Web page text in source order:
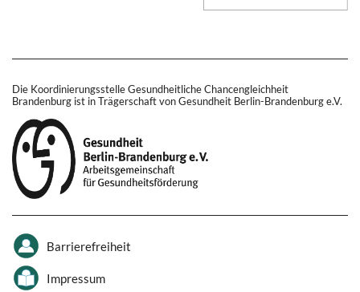
Die Koordinierungsstelle Gesundheitliche Chancengleichheit
Brandenburg ist in Trägerschaft von Gesundheit Berlin-Brandenburg e.V.
Barrierefreiheit
Impressum